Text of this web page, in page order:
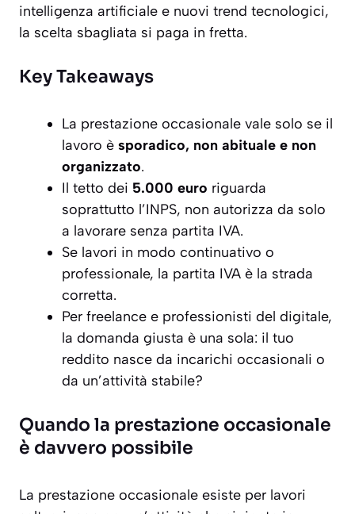
intelligenza artificiale e nuovi trend tecnologici,
la scelta sbagliata si paga in fretta.
Key Takeaways
La prestazione occasionale vale solo se il
lavoro è sporadico, non abituale e non
organizzato.
Il tetto dei 5.000 euro riguarda
soprattutto l’INPS, non autorizza da solo
a lavorare senza partita IVA.
Se lavori in modo continuativo o
professionale, la partita IVA è la strada
corretta.
Per freelance e professionisti del digitale,
la domanda giusta è una sola: il tuo
reddito nasce da incarichi occasionali o
da un’attività stabile?
Quando la prestazione occasionale
è davvero possibile
La prestazione occasionale esiste per lavori